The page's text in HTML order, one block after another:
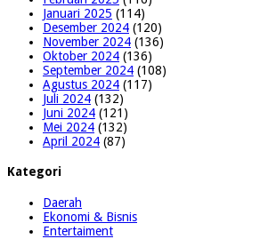
Januari 2025 (114)
Desember 2024 (120)
November 2024 (136)
Oktober 2024 (136)
September 2024 (108)
Agustus 2024 (117)
Juli 2024 (132)
Juni 2024 (121)
Mei 2024 (132)
April 2024 (87)
Kategori
Daerah
Ekonomi & Bisnis
Entertaiment